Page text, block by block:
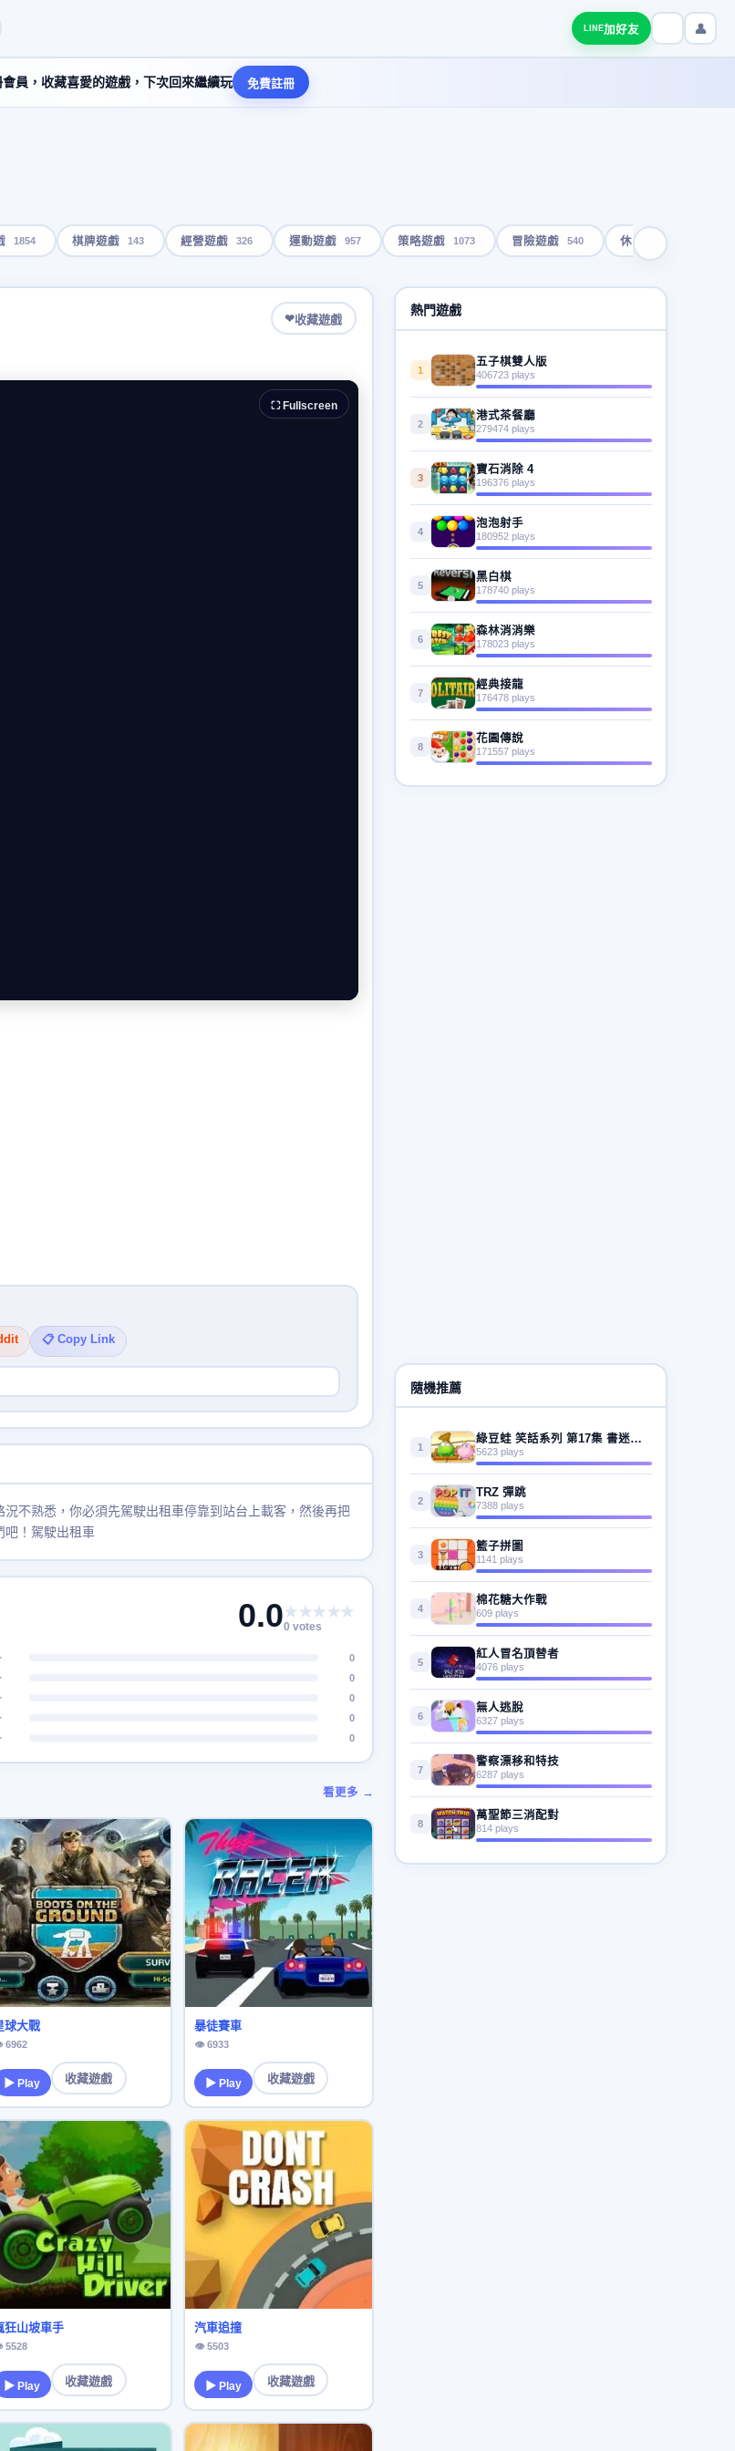
LINE加好友 👤
員，收藏喜愛的遊戲，下次回來繼續玩 免費註冊
1854 棋牌遊戲 143 經營遊戲 326 運動遊戲 957 策略遊戲 1073 冒險遊戲 540 休閒遊戲
❤收藏遊戲
⛶ Fullscreen
📋 Copy Link
不熟悉，你必須先駕駛出租車停靠到站台上載客，然後再把
吧！駕駛出租車
0.0★★★★★
0 votes
0
0
0
0
0
看更多 →
球大戰
6962
▶ Play 收藏遊戲
暴徒賽車
👁 6933
▶ Play 收藏遊戲
狂山坡車手
5528
▶ Play 收藏遊戲
汽車追撞
👁 5503
▶ Play 收藏遊戲
熱門遊戲
1
五子棋雙人版
406723 plays
2
港式茶餐廳
279474 plays
3
寶石消除 4
196376 plays
4
泡泡射手
180952 plays
5
黑白棋
178740 plays
6
森林消消樂
178023 plays
7
經典接龍
176478 plays
8
花園傳說
171557 plays
隨機推薦
1
綠豆蛙 笑話系列 第17集 書迷心竅
5623 plays
2
TRZ 彈跳
7388 plays
3
籃子拼圖
1141 plays
4
棉花糖大作戰
609 plays
5
紅人冒名頂替者
4076 plays
6
無人逃脫
6327 plays
7
警察漂移和特技
6287 plays
8
萬聖節三消配對
814 plays